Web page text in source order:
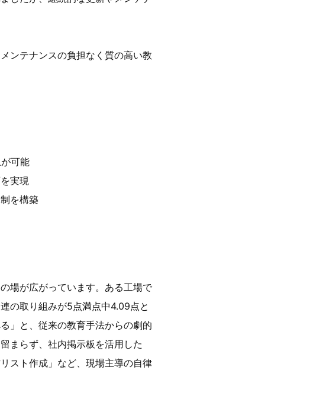
ンテナンスの負担なく質の高い教
可能
実現
を構築
場が広がっています。ある工場で
の取り組みが5点満点中4.09点と
」と、従来の教育手法からの劇的
まらず、社内掲示板を活用した
スト作成」など、現場主導の自律